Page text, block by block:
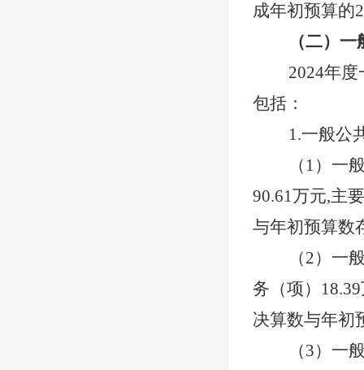
成年初预算的
（二）
2024年
包括：
1.一般公
（ 1）一
90.61万元,主
与年初预算数
（2）一
务（项）
决算数与年初
（3）一